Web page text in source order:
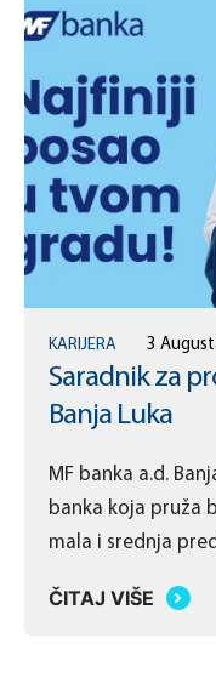
KARIJERA 3
Saradnik za
Banja Luka
MF banka a.d.
banka koja pruža
mala i srednja
donošenje brzih
ČITAJ VIŠE